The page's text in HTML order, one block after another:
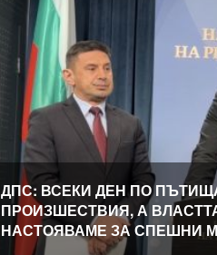
ДПС: ВСЕКИ ДЕН ПО
ПРОИЗШЕСТВИЯ, А
НАСТОЯВАМЕ ЗА СПЕШНИ